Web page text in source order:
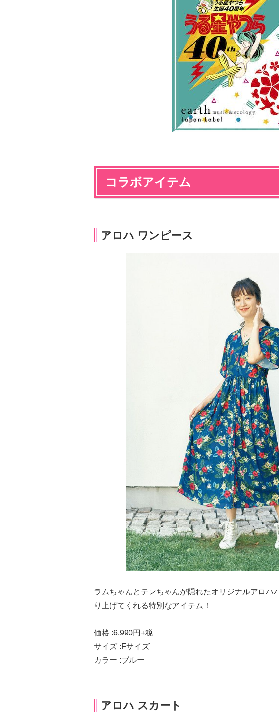
コラボアイテム
アロハ ワンピース
ラムちゃんとテンちゃんが隠れたオリジナルアロハ
り上げてくれる特別なアイテム！
価格 :6,990円+税
サイズ :Fサイズ
カラー :ブルー
アロハ スカート